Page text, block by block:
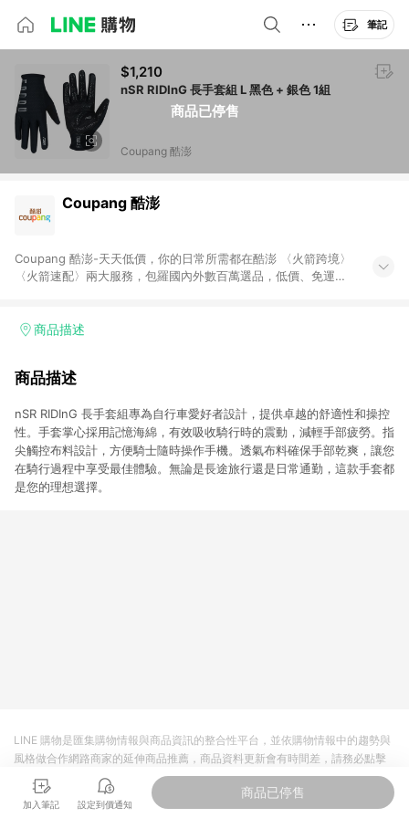
筆記
商品已停售
$1,210
nSR RIDInG 長手套組 L 黑色 + 銀色 1組
Coupang 酷澎
Coupang 酷澎
Coupang 酷澎-天天低價，你的日常所需都在酷澎 〈火箭跨境〉
〈火箭速配〉兩大服務，包羅國內外數百萬選品，低價、免運，
加入WOW會員告別湊免運，火箭速配、火箭跨境優質選品不限金
商品描述
商品描述
nSR RIDInG 長手套組專為自行車愛好者設計，提供卓越的舒適性和操控
性。手套掌心採用記憶海綿，有效吸收騎行時的震動，減輕手部疲勞。指
尖觸控布料設計，方便騎士隨時操作手機。透氣布料確保手部乾爽，讓您
在騎行過程中享受最佳體驗。無論是長途旅行還是日常通勤，這款手套都
是您的理想選擇。
加入筆記 設定到價通知
商品已停售
LINE 購物是匯集購物情報與商品資訊的整合性平台，並依購物情報中的趨勢與
風格做合作網路商家的延伸商品推薦，商品資料更新會有時間差，請務必點擊
商品至各合作網路商家，確認現售價與購物條件，一切資訊以合作廠商網頁為
準。